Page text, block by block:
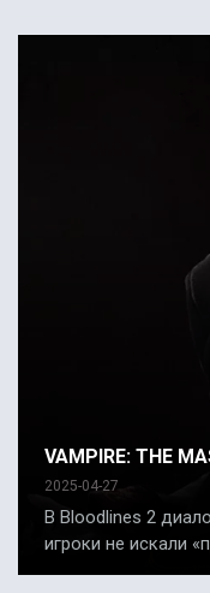
VAMPIRE: THE
2025-04-27
В Bloodlines 2
игроки не искали